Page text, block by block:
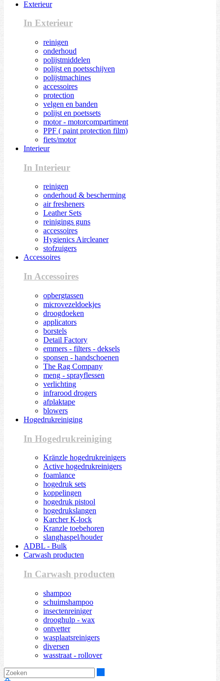
Exterieur
In Exterieur
reinigen
onderhoud
polijstmiddelen
polijst en poetsschijven
polijstmachines
accessoires
protection
velgen en banden
polijst en poetssets
motor - motorcompartiment
PPF ( paint protection film)
fiets/motor
Interieur
In Interieur
reinigen
onderhoud & bescherming
air fresheners
Leather Sets
reinigings guns
accessoires
Hygienics Aircleaner
stofzuigers
Accessoires
In Accessoires
opbergtassen
microvezeldoekjes
droogdoeken
applicators
borstels
Detail Factory
emmers - filters - deksels
sponsen - handschoenen
The Rag Company
meng - sprayflessen
verlichting
infrarood drogers
afplaktape
blowers
Hogedrukreiniging
In Hogedrukreiniging
Kränzle hogedrukreinigers
Active hogedrukreinigers
foamlance
hogedruk sets
koppelingen
hogedruk pistool
hogedrukslangen
Karcher K-lock
Kranzle toebehoren
slanghaspel/houder
ADBL - Bulk
Carwash producten
In Carwash producten
shampoo
schuimshampoo
insectenreiniger
drooghulp - wax
ontvetter
wasplaatsreinigers
diversen
wasstraat - rollover